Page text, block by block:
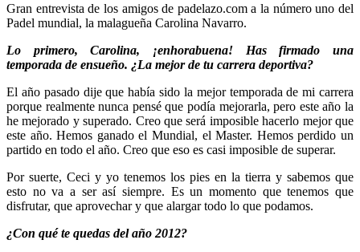
Gran entrevista de los amigos de padelazo.com a la número uno del
Padel mundial, la malagueña Carolina Navarro.
Lo primero, Carolina, ¡enhorabuena! Has firmado una
temporada de ensueño. ¿La mejor de tu carrera deportiva?
El año pasado dije que había sido la mejor temporada de mi carrera
porque realmente nunca pensé que podía mejorarla, pero este año la
he mejorado y superado. Creo que será imposible hacerlo mejor que
este año. Hemos ganado el Mundial, el Master. Hemos perdido un
partido en todo el año. Creo que eso es casi imposible de superar.
Por suerte, Ceci y yo tenemos los pies en la tierra y sabemos que
esto no va a ser así siempre. Es un momento que tenemos que
disfrutar, que aprovechar y que alargar todo lo que podamos.
¿Con qué te quedas del año 2012?